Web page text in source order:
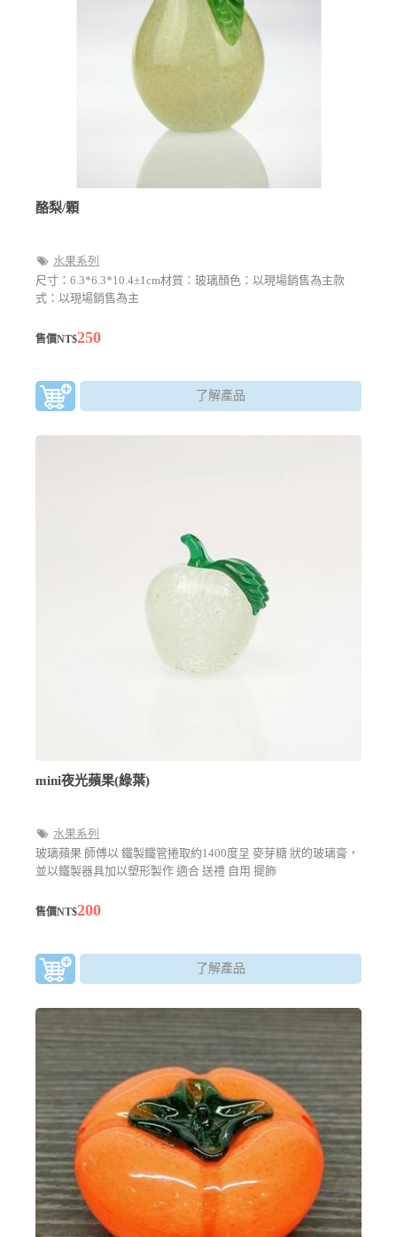
酪梨/顆
水果系列
尺寸：6.3*6.3*10.4±1cm材質：玻璃顏色：以現場銷售為主款
式：以現場銷售為主
售價NT$250
了解產品
mini夜光蘋果(綠葉)
水果系列
玻璃蘋果 師傅以 鐵製鐵管捲取約1400度呈 麥芽糖 狀的玻璃膏，
並以鐵製器具加以塑形製作 適合 送禮 自用 擺飾
售價NT$200
了解產品